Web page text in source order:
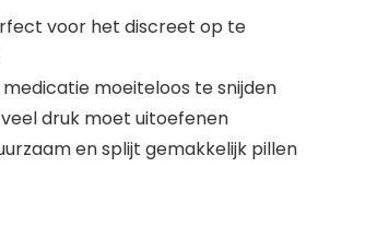
voor het discreet op te
medicatie moeiteloos te snijden
druk moet uitoefenen
en splijt gemakkelijk pillen